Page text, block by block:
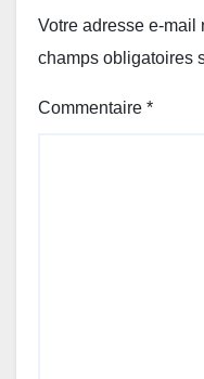
Votre adresse e-mail
champs obligatoires
Commentaire *